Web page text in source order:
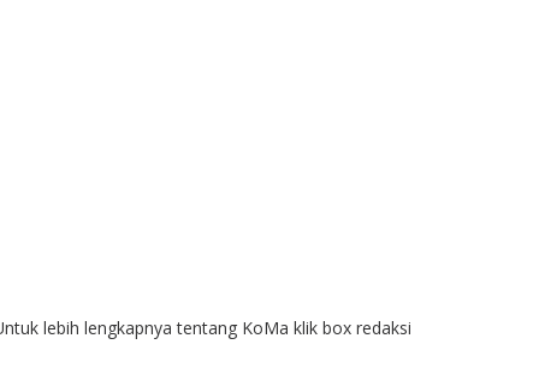
lebih lengkapnya tentang KoMa klik box redaksi